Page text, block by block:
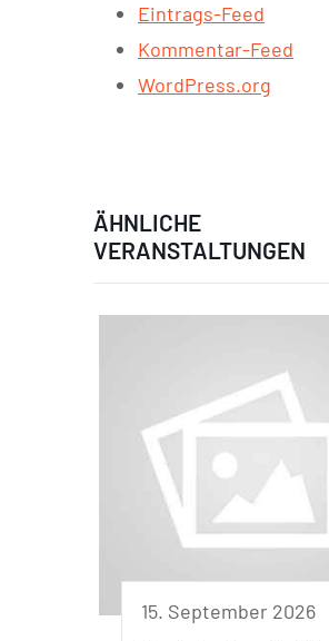
Eintrags-Feed
Kommentar-Feed
WordPress.org
ÄHNLICHE
VERANSTALTUNGEN
15. September 2026